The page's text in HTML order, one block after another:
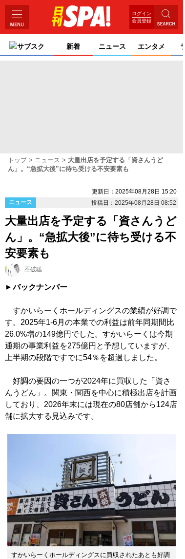
ログイン
会員登録
サブスク 新着 ニュース エンタメ
トップ ニュース
大量出店を予定する「資さんうど
ん」。“急拡大後”に待ち受ける不安要素も
更新日：2025年08月28日 15:20
ニュース
投稿日：2025年08月28日 08:52
大量出店を予定する「資さんうど
ん」。“急拡大後”に待ち受ける不
安要素も
不破聡
バックナンバー
すかいらーくホールディングスの業績が好調で
す。2025年1-6月の本業での利益は前年同期間比
26.0%増の149億円でした。すかいらーくは今期
通期の事業利益を275億円と予想していますが、
上半期の段階ですでに54％を超過しました。
好調の要因の一つが2024年に買収した「資さ
んうどん」。関東・関西を中心に積極出店を計画
しており、2026年末には現在の80店舗から124店
舗に拡大する見込みです。
すかいらーくホールディングスに買収されたあとも好調